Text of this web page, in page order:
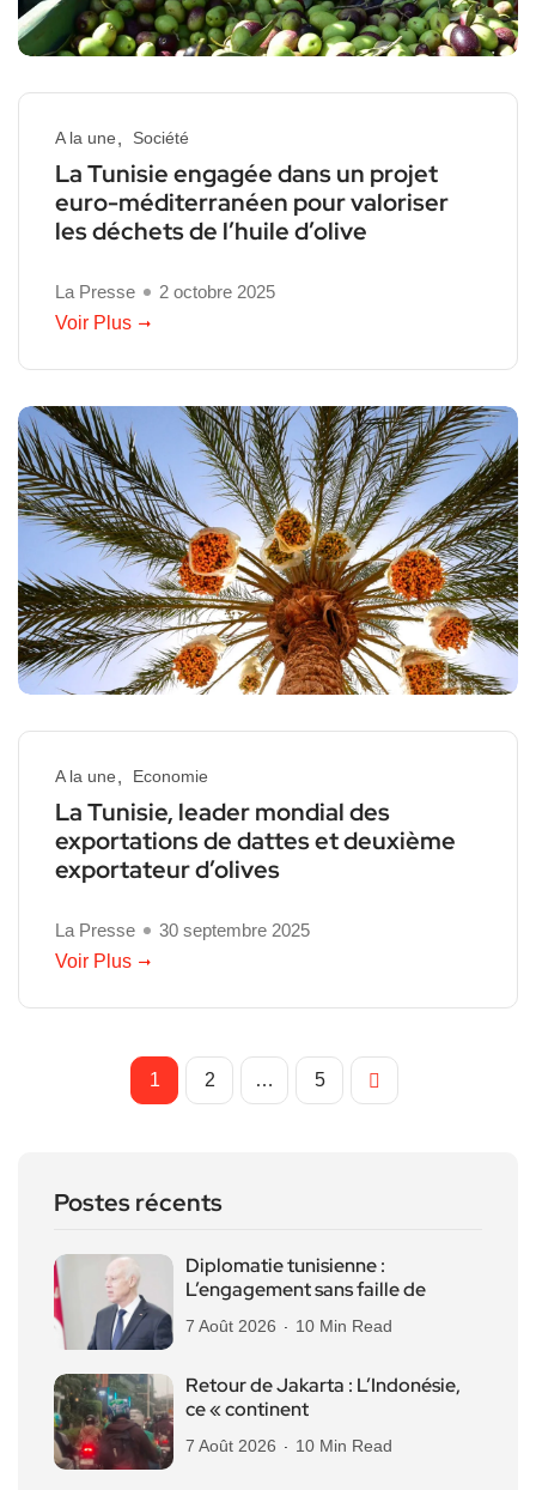
A la une Société
La Tunisie engagée dans un projet
euro-méditerranéen pour valoriser
les déchets de l’huile d’olive
La Presse
2 octobre 2025
Voir Plus
A la une Economie
La Tunisie, leader mondial des
exportations de dattes et deuxième
exportateur d’olives
La Presse
30 septembre 2025
Voir Plus
1 2 … 5
Postes récents
Diplomatie tunisienne :
L’engagement sans faille de
7 Août 2026 10 Min Read
Retour de Jakarta : L’Indonésie,
ce « continent
7 Août 2026 10 Min Read